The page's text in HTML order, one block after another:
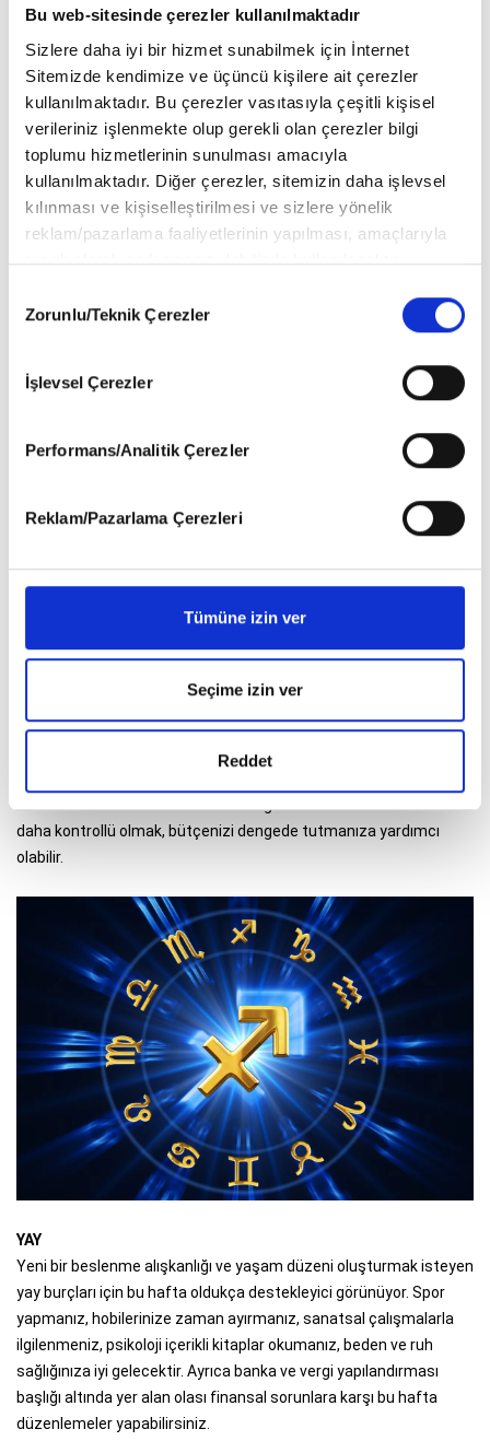
Bu web-sitesinde çerezler kullanılmaktadır
Sizlere daha iyi bir hizmet sunabilmek için İnternet
Sitemizde kendimize ve üçüncü kişilere ait çerezler
kullanılmaktadır. Bu çerezler vasıtasıyla çeşitli kişisel
verileriniz işlenmekte olup gerekli olan çerezler bilgi
toplumu hizmetlerinin sunulması amacıyla
kullanılmaktadır. Diğer çerezler, sitemizin daha işlevsel
kılınması ve kişiselleştirilmesi ve sizlere yönelik
reklam/pazarlama faaliyetlerinin yapılması, amaçlarıyla
sınırlı olarak açık rızanız dahilinde kullanılacaktır.
vasıtasıyla belirleyebilirsiniz. Çerezlere ilişkin detaylı bilgi
Çerez Bilgilendirme
6698 sayılı Kişisel Verilerin Korunması Kanunu uyarınca
okumak ve sitemizi ziyaretiniz kapsamında
gerçekleştirilen veri işleme faaliyetleri ile ilgili daha
Selection
Zorunlu/Teknik Çerezler
İşlevsel Çerezler
Performans/Analitik Çerezler
Reklam/Pazarlama Çerezleri
Tümüne izin ver
Seçime izin ver
Reddet
TERAZİ
Krediler konusunda destek alacağınız bir süreç. Yatırım yapmak
ya da konut almak gibi planlarınız varsa, bu dönemde yeni fırsatlar
gündeme gelebilir.
Ancak yasal süreçler konusunda aceleci davranmamanız önemli.
Detayları dikkatle incelemek ve adımları sağlam atmak, ileride
Eşinizin ilgisi üzerinizde yoğunlaşırken, sizin de enerjiniz artacak.
Dostlarınızın, eşinizin hatta ortağınızın bile sizin motive edici
sözlerinize ihtiyaç duyduğu bir hafta olabilir. Ayrıca onlar da size
daha kontrollü olmak, bütçenizi dengede tutmanıza yardımcı
olabilir.
YAY
Yeni bir beslenme alışkanlığı ve yaşam düzeni oluşturmak isteyen
yay burçları için bu hafta oldukça destekleyici görünüyor. Spor
yapmanız, hobilerinize zaman ayırmanız, sanatsal çalışmalarla
ilgilenmeniz, psikoloji içerikli kitaplar okumanız, beden ve ruh
sağlığınıza iyi gelecektir. Ayrıca banka ve vergi yapılandırması
başlığı altında yer alan olası finansal sorunlara karşı bu hafta
düzenlemeler yapabilirsiniz.